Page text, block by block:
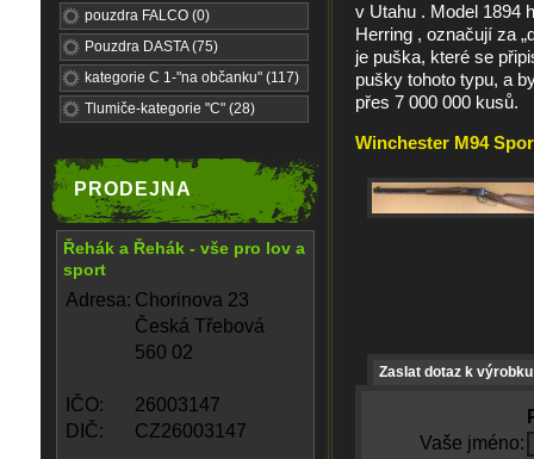
pouzdra FALCO (0)
Pouzdra DASTA (75)
kategorie C 1-"na občanku" (117)
Tlumiče-kategorie "C" (28)
PRODEJNA
Řehák a Řehák - vše pro lov a
sport
Adresa: Chorinova 23
Česká Třebová
560 02
IČO:
26003147
DIČ:
CZ26003147
v Utahu . Model 1894
Herring , označují za
je puška, které se
pušky tohoto typu, a
přes 7 000 000 kusů.
Winchester M94
Zaslat dotaz k výrobku
Vaše jméno: